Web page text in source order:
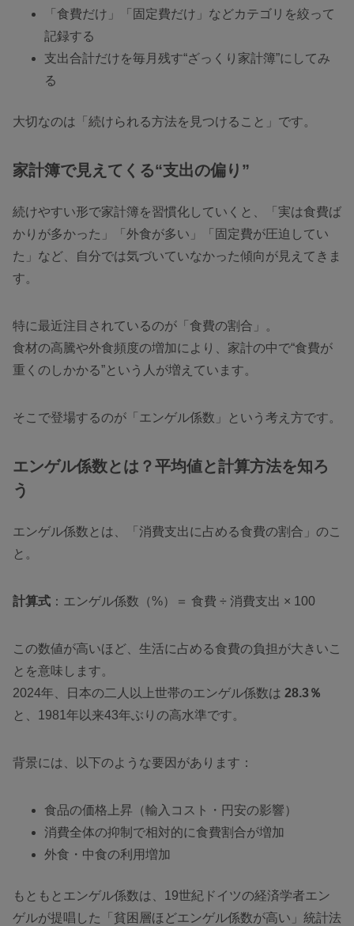
「食費だけ」「固定費だけ」などカテゴリを絞って
記録する
支出合計だけを毎月残す“ざっくり家計簿”にしてみ
る
大切なのは「続けられる方法を見つけること」です。
家計簿で見えてくる“支出の偏り”
続けやすい形で家計簿を習慣化していくと、「実は食費ば
かりが多かった」「外食が多い」「固定費が圧迫してい
た」など、自分では気づいていなかった傾向が見えてきま
す。
特に最近注目されているのが「食費の割合」。
食材の高騰や外食頻度の増加により、家計の中で“食費が
重くのしかかる”という人が増えています。
そこで登場するのが「エンゲル係数」という考え方です。
エンゲル係数とは？平均値と計算方法を知ろ
う
エンゲル係数とは、「消費支出に占める食費の割合」のこ
と。
計算式 ：エンゲル係数（%）＝ 食費 ÷ 消費支出 × 100
この数値が高いほど、生活に占める食費の負担が大きいこ
とを意味します。
2024年、日本の二人以上世帯のエンゲル係数は 28.3％
と、1981年以来43年ぶりの高水準です。
背景には、以下のような要因があります：
食品の価格上昇（輸入コスト・円安の影響）
消費全体の抑制で相対的に食費割合が増加
外食・中食の利用増加
もともとエンゲル係数は、19世紀ドイツの経済学者エン
ゲルが提唱した「貧困層ほどエンゲル係数が高い」統計法